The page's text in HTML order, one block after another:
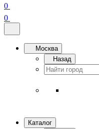
0
0
Москва
Назад
Каталог